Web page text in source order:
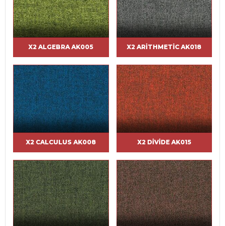
X2 ALGEBRA AK005 X2 ARITHMETIC AK018
X2 CALCULUS AK008 X2 DIVIDE AK015